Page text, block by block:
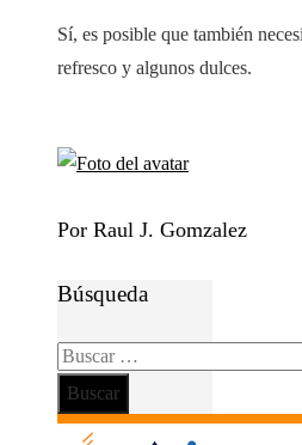
Sí, es posible que también
refresco y algunos dulces.
Por Raul J. Gomzalez
Búsqueda
Buscar: